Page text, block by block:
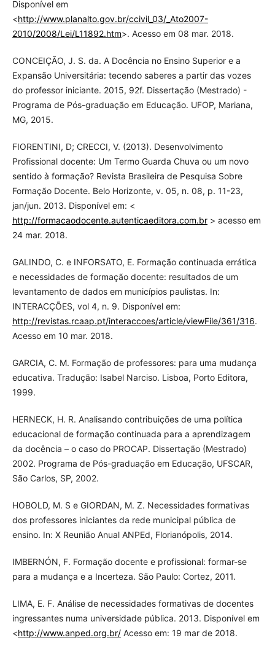
Disponível em
<http://www.planalto.gov.br/ccivil_03/_Ato2007-
2010/2008/Lei/L11892.htm>. Acesso em 08 mar. 2018.
CONCEIÇÃO, J. S. da. A Docência no Ensino Superior e a
Expansão Universitária: tecendo saberes a partir das vozes
do professor iniciante. 2015, 92f. Dissertação (Mestrado) -
Programa de Pós-graduação em Educação. UFOP, Mariana,
MG, 2015.
FIORENTINI, D; CRECCI, V. (2013). Desenvolvimento
Profissional docente: Um Termo Guarda Chuva ou um novo
sentido à formação? Revista Brasileira de Pesquisa Sobre
Formação Docente. Belo Horizonte, v. 05, n. 08, p. 11-23,
jan/jun. 2013. Disponível em: <
http://formacaodocente.autenticaeditora.com.br> acesso em
24 mar. 2018.
GALINDO, C. e INFORSATO, E. Formação continuada errática
e necessidades de formação docente: resultados de um
levantamento de dados em municípios paulistas. In:
INTERACÇÕES, vol 4, n. 9. Disponível em:
http://revistas.rcaap.pt/interaccoes/article/viewFile/361/316.
Acesso em 10 mar. 2018.
GARCIA, C. M. Formação de professores: para uma mudança
educativa. Tradução: Isabel Narciso. Lisboa, Porto Editora,
1999.
HERNECK, H. R. Analisando contribuições de uma política
educacional de formação continuada para a aprendizagem
da docência – o caso do PROCAP. Dissertação (Mestrado)
2002. Programa de Pós-graduação em Educação, UFSCAR,
São Carlos, SP, 2002.
HOBOLD, M. S e GIORDAN, M. Z. Necessidades formativas
dos professores iniciantes da rede municipal pública de
ensino. In: X Reunião Anual ANPEd, Florianópolis, 2014.
IMBERNÓN, F. Formação docente e profissional: formar-se
para a mudança e a Incerteza. São Paulo: Cortez, 2011.
LIMA, E. F. Análise de necessidades formativas de docentes
ingressantes numa universidade pública. 2013. Disponível em
<http://www.anped.org.br/Acesso em: 19 mar de 2018.